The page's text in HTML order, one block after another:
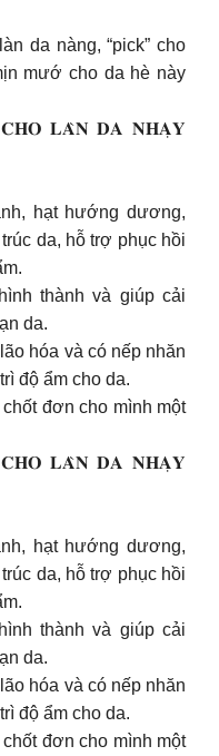
da nàng, “pick” cho
mướ cho da hè này
𝐋𝐀̀𝐍 𝐃𝐀 𝐍𝐇𝐀̣𝐘
hạt hướng dương,
da, hỗ trợ phục hồi
thành và giúp cải
da.
hóa và có nếp nhăn
độ ẩm cho da.
đơn cho mình một
𝐋𝐀̀𝐍 𝐃𝐀 𝐍𝐇𝐀̣𝐘
hạt hướng dương,
da, hỗ trợ phục hồi
thành và giúp cải
da.
hóa và có nếp nhăn
độ ẩm cho da.
đơn cho mình một